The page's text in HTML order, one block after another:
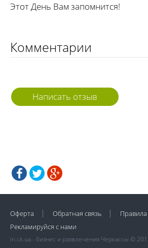
Этот День Вам запомнится!
Комментарии
Написать отзыв
Оферта Обратная связь
Правила
Рекламируйся с нами
in.ck.ua - бизнес и развлечения Черкассы ©